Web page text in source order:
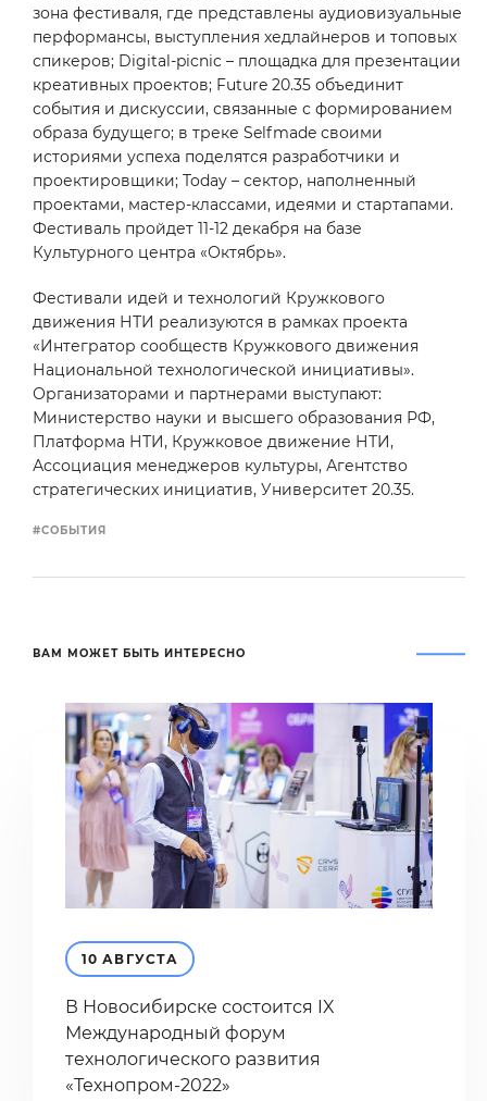
зона фестиваля, где представлены аудиовизуальные
перформансы, выступления хедлайнеров и топовых
спикеров; Digital-picnic – площадка для презентации
креативных проектов; Future 20.35 объединит
события и дискуссии, связанные с формированием
образа будущего; в треке Selfmade своими
историями успеха поделятся разработчики и
проектировщики; Today – сектор, наполненный
проектами, мастер-классами, идеями и стартапами.
Фестиваль пройдет 11-12 декабря на базе
Культурного центра «Октябрь».
Фестивали идей и технологий Кружкового
движения НТИ реализуются в рамках проекта
«Интегратор сообществ Кружкового движения
Национальной технологической инициативы».
Организаторами и партнерами выступают:
Министерство науки и высшего образования РФ,
Платформа НТИ, Кружковое движение НТИ,
Ассоциация менеджеров культуры, Агентство
стратегических инициатив, Университет 20.35.
#СОБЫТИЯ
ВАМ МОЖЕТ БЫТЬ ИНТЕРЕСНО
10 АВГУСТА
В Новосибирске состоится IX
Международный форум
технологического развития
«Технопром-2022»